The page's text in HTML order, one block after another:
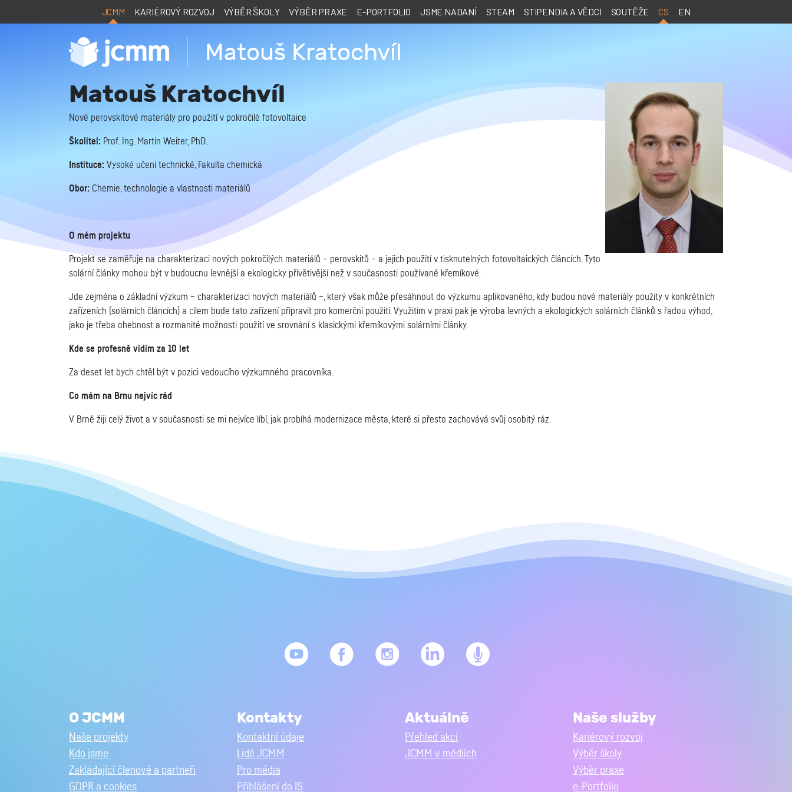
JCMM KARIÉROVÝ ROZVOJ VÝBĚR ŠKOLY VÝBĚR PRAXE E-PORTFOLIO JSME NADANÍ STEAM STIPENDIA A VĚDCI SOUTĚŽE CS EN
Matouš Kratochvíl
Matouš Kratochvíl
Nové perovskitové materiály pro použití v pokročilé fotovoltaice
Školitel: Prof. Ing. Martin Weiter, PhD.
Instituce: Vysoké učení technické, Fakulta chemická
Obor: Chemie, technologie a vlastnosti materiálů
O mém projektu
Projekt se zaměřuje na charakterizaci nových pokročilých materiálů – perovskitů – a jejich použití v tisknutelných fotovoltaických článcích. Tyto
solární články mohou být v budoucnu levnější a ekologicky přívětivější než v současnosti používané křemíkové.
Jde zejména o základní výzkum – charakterizaci nových materiálů –, který však může přesáhnout do výzkumu aplikovaného, kdy budou nové materiály použity v konkrétních
zařízeních (solárních článcích) a cílem bude tato zařízení připravit pro komerční použití. Využitím v praxi pak je výroba levných a ekologických solárních článků s řadou výhod,
jako je třeba ohebnost a rozmanité možnosti použití ve srovnání s klasickými křemíkovými solárními články.
Kde se profesně vidím za 10 let
Za deset let bych chtěl být v pozici vedoucího výzkumného pracovníka.
Co mám na Brnu nejvíc rád
V Brně žiji celý život a v současnosti se mi nejvíce líbí, jak probíhá modernizace města, které si přesto zachovává svůj osobitý ráz.
O JCMM
Naše projekty
Kdo jsme
Zakládající členové a partneři
GDPR a cookies
Kontakty
Kontaktní údaje
Lidé JCMM
Pro média
Přihlášení do IS
Aktuálně
Přehled akcí
JCMM v médiích
Naše služby
Kariérový rozvoj
Výběr školy
Výběr praxe
e-Portfolio